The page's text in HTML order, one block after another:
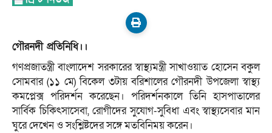
গৌরনদী প্রতিনিধি।।
গণপ্রজাতন্ত্রী বাংলাদেশ সরকারের স্বাস্থ্যমন্ত্রী সাখাওয়াত হোসেন বকুল
সোমবার (১১ মে) বিকেল ৩টায় বরিশালের গৌরনদী উপজেলা স্বাস্থ্য
কমপ্লেক্স পরিদর্শন করেছেন। পরিদর্শনকালে তিনি হাসপাতালের
সার্বিক চিকিৎসাসেবা, রোগীদের সুযোগ-সুবিধা এবং স্বাস্থ্যসেবার মান
ঘুরে দেখেন ও সংশ্লিষ্টদের সঙ্গে মতবিনিময় করেন।